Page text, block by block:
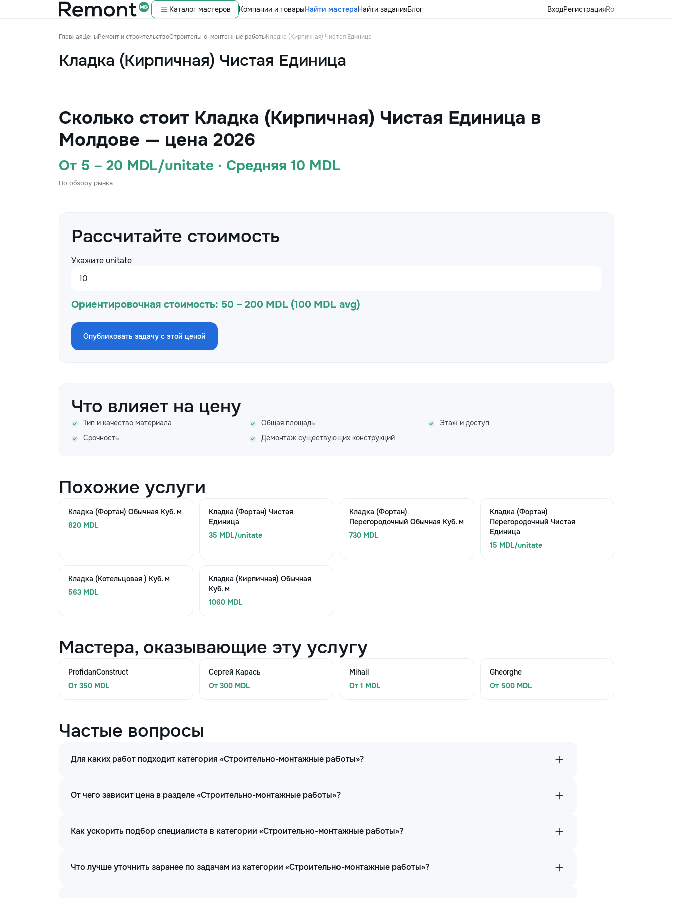
Каталог мастеров Компании и товарыНайти мастераНайти заданияБлог ВходРегистрацияRo
ГлавнаяЦеныРемонт и строительствоСтроительно-монтажные работыКладка (Кирпичная) Чистая Единица
Кладка (Кирпичная) Чистая Единица
Сколько стоит Кладка (Кирпичная) Чистая Единица в
Молдове — цена 2026
От 5 – 20 MDL/unitate · Средняя 10 MDL
По обзору рынка
Рассчитайте стоимость
Укажите unitate
Ориентировочная стоимость: 50 – 200 MDL (100 MDL avg)
Опубликовать задачу с этой ценой
Что влияет на цену
Тип и качество материала Общая площадь
Этаж и доступ
Срочность
Демонтаж существующих конструкций
Похожие услуги
Кладка (Фортан) Обычная Куб. м
820 MDL
Кладка (Фортан) Чистая
Единица
35 MDL/unitate
Кладка (Фортан)
Перегородочный Обычная Куб. м
730 MDL
Кладка (Фортан)
Перегородочный Чистая
Единица
15 MDL/unitate
Кладка (Котельцовая ) Куб. м
563 MDL
Кладка (Кирпичная) Обычная
Куб. м
1060 MDL
Мастера, оказывающие эту услугу
ProfidanConstruct
От 350 MDL
Сергей Карась
От 300 MDL
Mihail
От 1 MDL
Gheorghe
От 500 MDL
Частые вопросы
Для каких работ подходит категория «Строительно-монтажные работы»?
От чего зависит цена в разделе «Строительно-монтажные работы»?
Как ускорить подбор специалиста в категории «Строительно-монтажные работы»?
Что лучше уточнить заранее по задачам из категории «Строительно-монтажные работы»?